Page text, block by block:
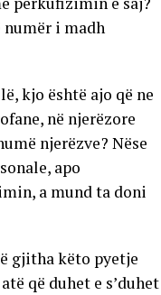
numër i madh
kjo është ajo që ne
në njerëzore
njerëzve? Nëse
apo
a mund ta doni
gjitha këto pyetje
që duhet e s’duhet